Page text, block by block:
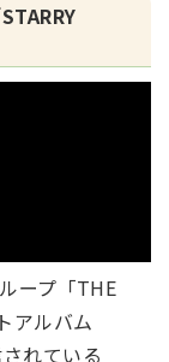
ープ「THE
アルバム
れている